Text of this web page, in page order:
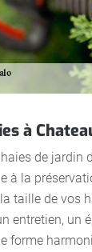
à
de jardin
à la
taille de vos
entretien, un
forme